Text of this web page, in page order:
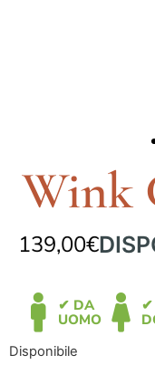
Wink
139,00€
✔ DA
UOMO
✔
Disponibile